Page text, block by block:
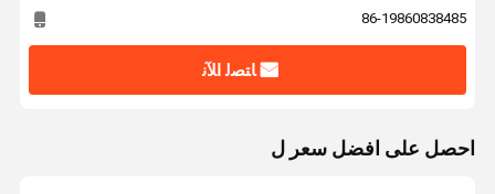
86-19860838485
ﺎﺘﺼﻟ ﺍﻶﻧ
احصل على افضل سعر ل